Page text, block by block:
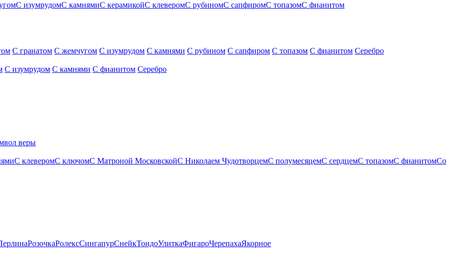
С изумрудомС камнямиС керамикойС клеверомС рубиномС сапфиромС топазомС фианитом
С гранатом С жемчугом С изумрудом С камнями С рубином С сапфиром С топазом С фианитом Серебро
С изумрудом С камнями С фианитом Серебро
веры
С клеверомС ключомС Матроной МосковскойС Николаем ЧудотворцемС полумесяцемС сердцемС топазомС фианитомСо
РозочкаРолексСингапурСнейкТондоУлиткаФигароЧерепахаЯкорное